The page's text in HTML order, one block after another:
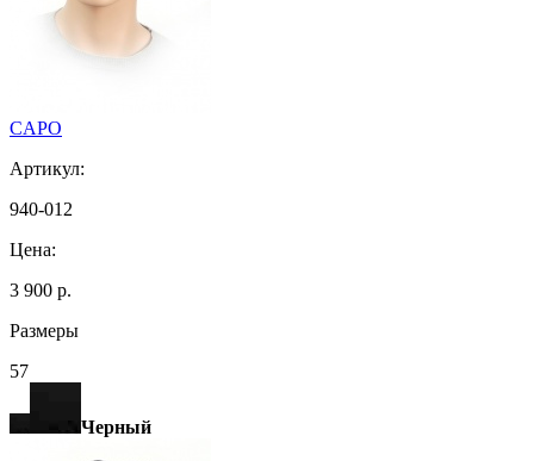
CAPO
Артикул:
940-012
Цена:
3 900 р.
Размеры
57
Черный